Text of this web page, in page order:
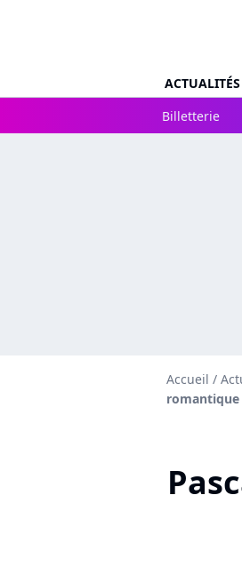
ACTUALITÉS
Billetterie
Accueil /
romantique